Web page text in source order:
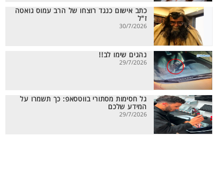
כתב אישום כנגד רוצחו של הרב עמוס גואטה
ז"ל
30/7/2026
נהגים שימו לב!!
29/7/2026
גל חסימות מסתורי בווטסאפ: כך תשמרו על
המידע שלכם
29/7/2026